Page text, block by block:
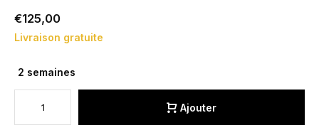
€125,00
Livraison gratuite
2 semaines
Ajouter